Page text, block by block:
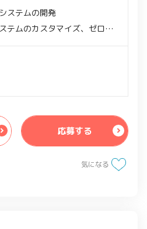
ステムの開発
テムのカスタマイズ、ゼロベ
を用いたUI設計/実装
応募する
気になる